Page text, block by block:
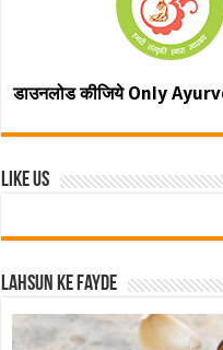
डाउनलोड कीजिये Only
Like Us
Lahsun ke fayde